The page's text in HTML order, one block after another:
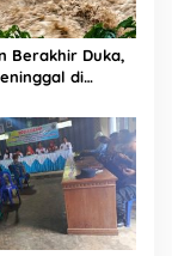
Berakhir Duka,
di